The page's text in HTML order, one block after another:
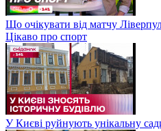
Що очікувати від матчу
Цікаво про спорт
У Києві руйнують унікальну